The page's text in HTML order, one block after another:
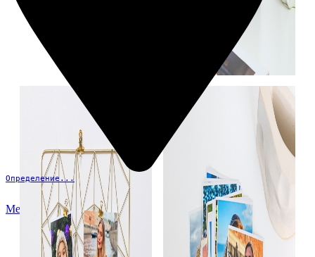
Определение...
Меню